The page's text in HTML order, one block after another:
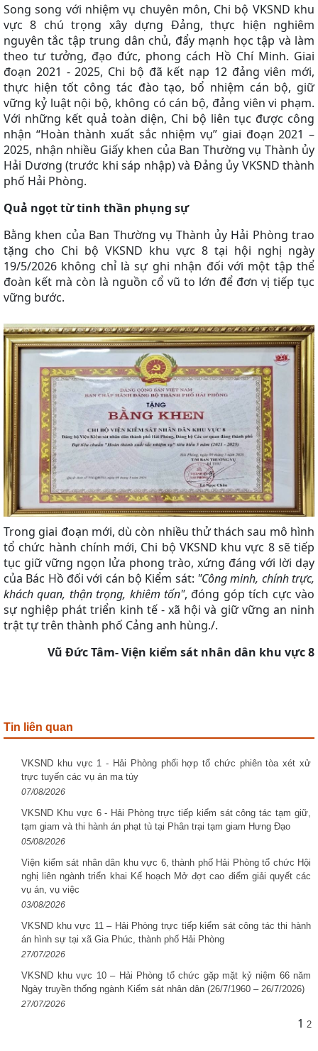
Song song với nhiệm vụ chuyên môn, Chi bộ VKSND khu
vực 8 chú trọng xây dựng Đảng, thực hiện nghiêm
nguyên tắc tập trung dân chủ, đẩy mạnh học tập và làm
theo tư tưởng, đạo đức, phong cách Hồ Chí Minh. Giai
đoạn 2021 - 2025, Chi bộ đã kết nạp 12 đảng viên mới,
thực hiện tốt công tác đào tạo, bổ nhiệm cán bộ, giữ
vững kỷ luật nội bộ, không có cán bộ, đảng viên vi phạm.
Với những kết quả toàn diện, Chi bộ liên tục được công
nhận “Hoàn thành xuất sắc nhiệm vụ” giai đoạn 2021 –
2025, nhận nhiều Giấy khen của Ban Thường vụ Thành ủy
Hải Dương (trước khi sáp nhập) và Đảng ủy VKSND thành
phố Hải Phòng.
Quả ngọt từ tinh thần phụng sự
Bằng khen của Ban Thường vụ Thành ủy Hải Phòng trao
tặng cho Chi bộ VKSND khu vực 8 tại hội nghị ngày
19/5/2026 không chỉ là sự ghi nhận đối với một tập thể
đoàn kết mà còn là nguồn cổ vũ to lớn để đơn vị tiếp tục
vững bước.
Trong giai đoạn mới, dù còn nhiều thử thách sau mô hình
tổ chức hành chính mới, Chi bộ VKSND khu vực 8 sẽ tiếp
tục giữ vững ngọn lửa phong trào, xứng đáng với lời dạy
của Bác Hồ đối với cán bộ Kiểm sát: "Công minh, chính trực,
khách quan, thận trọng, khiêm tốn", đóng góp tích cực vào
sự nghiệp phát triển kinh tế - xã hội và giữ vững an ninh
trật tự trên thành phố Cảng anh hùng./.
Vũ Đức Tâm- Viện kiểm sát nhân dân khu vực 8
Tin liên quan
VKSND khu vực 1 - Hải Phòng phối hợp tổ chức phiên tòa xét xử
trực tuyến các vụ án ma túy
07/08/2026
VKSND Khu vực 6 - Hải Phòng trực tiếp kiểm sát công tác tạm giữ,
tạm giam và thi hành án phạt tù tại Phân trại tạm giam Hưng Đạo
05/08/2026
Viện kiểm sát nhân dân khu vực 6, thành phố Hải Phòng tổ chức Hội
nghị liên ngành triển khai Kế hoạch Mở đợt cao điểm giải quyết các
vụ án, vụ việc
03/08/2026
VKSND khu vực 11 – Hải Phòng trực tiếp kiểm sát công tác thi hành
án hình sự tại xã Gia Phúc, thành phố Hải Phòng
27/07/2026
VKSND khu vực 10 – Hải Phòng tổ chức gặp mặt kỷ niệm 66 năm
Ngày truyền thống ngành Kiểm sát nhân dân (26/7/1960 – 26/7/2026)
27/07/2026
1 2